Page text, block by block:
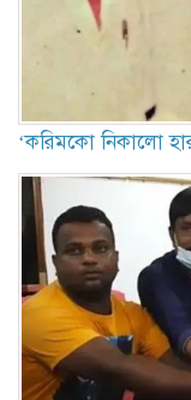
‘করিমকো নিকালো